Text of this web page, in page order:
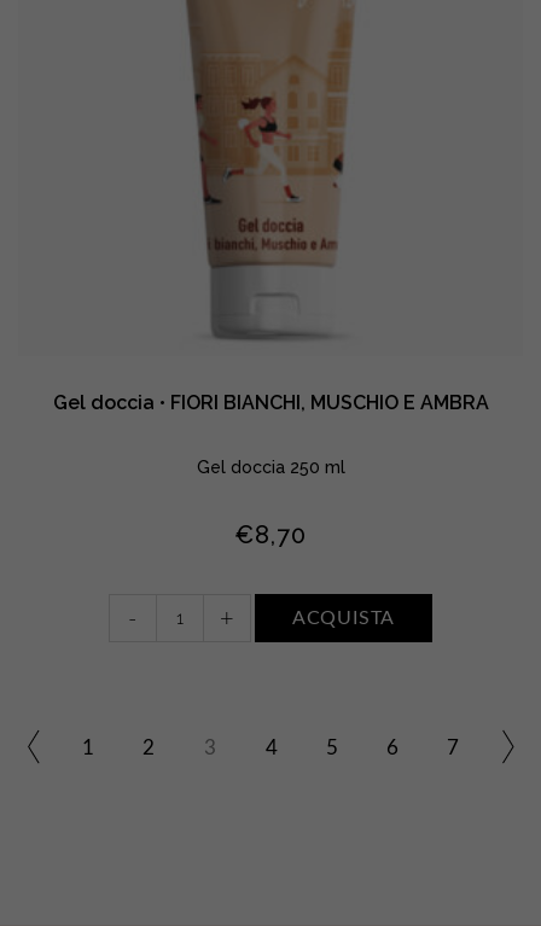
Gel doccia • FIORI BIANCHI, MUSCHIO E AMBRA
Gel doccia 250 ml
€8,70
MUSCHIO
- + ACQUISTA
1 2 3 4 5 6 7